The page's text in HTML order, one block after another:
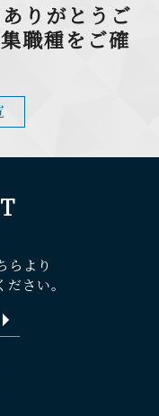
りがとうご
職種をご確
らより
さい。